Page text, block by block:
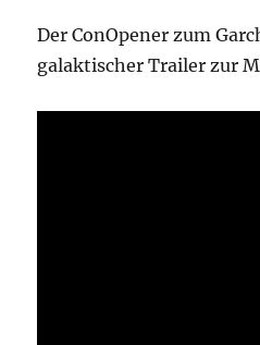
2018
Der ConOpener zum
galaktischer Trailer zur